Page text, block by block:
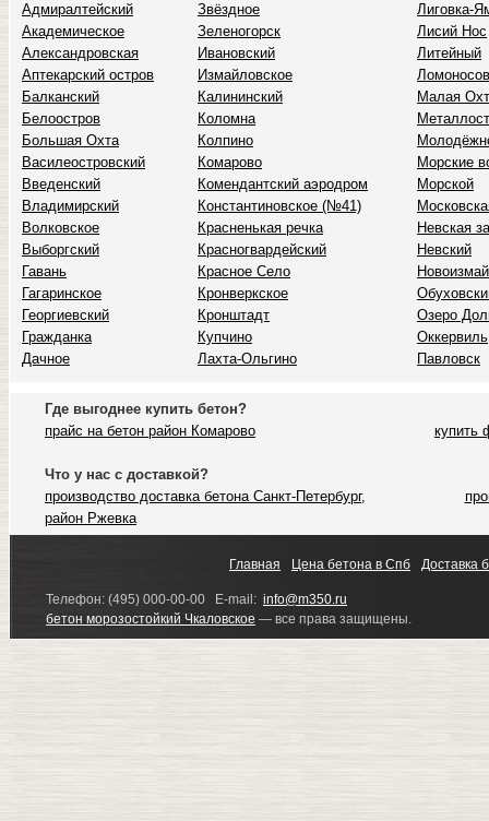
Адмиралтейский
Академическое
Александровская
Аптекарский остров
Балканский
Белоостров
Большая Охта
Василеостровский
Введенский
Владимирский
Волковское
Выборгский
Гавань
Гагаринское
Георгиевский
Гражданка
Дачное
Звёздное
Зеленогорск
Ивановский
Измайловское
Калининский
Коломна
Колпино
Комарово
Комендантский аэродром
Константиновское (№41)
Красненькая речка
Красногвардейский
Красное Село
Кронверкское
Кронштадт
Купчино
Лахта-Ольгино
Лиговка-
Лисий Нос
Литейный
Ломоносов
Малая
Морские
Морской
Невская
Невский
Озеро
Оккервиль
Павловск
Где выгоднее купить бетон?
прайс на бетон район Комарово
Что у нас с доставкой?
производство доставка бетона Санкт-Петербург,
район Ржевка
купить
Главная Цена бетона в Спб Доставка
Телефон: (495) 000-00-00 E-mail: info@m350.ru
бетон морозостойкий Чкаловское — все права защищены.